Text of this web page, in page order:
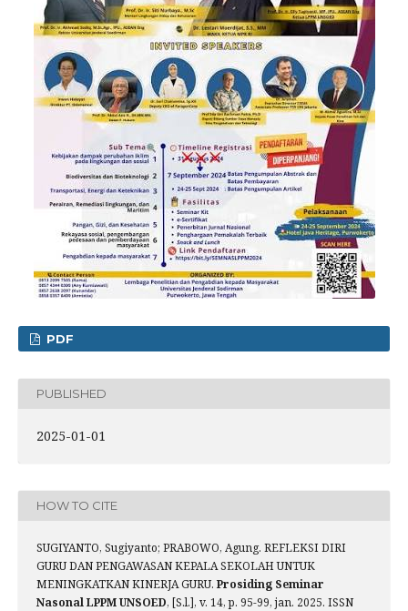
PDF
PUBLISHED
2025-01-01
HOW TO CITE
SUGIYANTO, Sugiyanto; PRABOWO, Agung. REFLEKSI DIRI
GURU DAN PENGAWASAN KEPALA SEKOLAH UNTUK
MENINGKATKAN KINERJA GURU. Prosiding Seminar
Nasonal LPPM UNSOED, [S.l.], v. 14, p. 95-99, jan. 2025. ISSN